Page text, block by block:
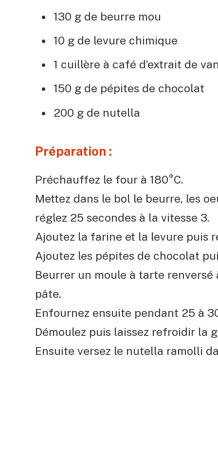
130 g de beurre mou
10 g de levure chimique
1 cuillère à café d’extrait de
150 g de pépites de chocolat
200 g de nutella
Préparation :
Préchauffez le four à 180°C.
Mettez dans le bol le beurre, les
réglez 25 secondes à la vitesse 3.
Ajoutez la farine et la levure puis
Ajoutez les pépites de chocolat
Beurrer un moule à tarte
pâte.
Enfournez ensuite pendant 25 à
Démoulez puis laissez refroidir la
Ensuite versez le nutella ramolli